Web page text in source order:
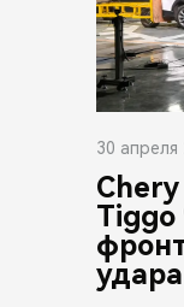
30 апреля